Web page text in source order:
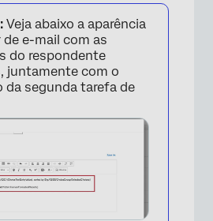
Veja abaixo a aparência
e-mail com as
do respondente
juntamente com o
da segunda tarefa de